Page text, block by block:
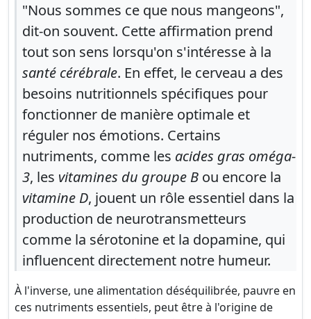
"Nous sommes ce que nous mangeons",
dit-on souvent. Cette affirmation prend
tout son sens lorsqu'on s'intéresse à la
santé cérébrale. En effet, le cerveau a des
besoins nutritionnels spécifiques pour
fonctionner de manière optimale et
réguler nos émotions. Certains
nutriments, comme les acides gras oméga-
3, les vitamines du groupe B ou encore la
vitamine D, jouent un rôle essentiel dans la
production de neurotransmetteurs
comme la sérotonine et la dopamine, qui
influencent directement notre humeur.
À l'inverse, une alimentation déséquilibrée, pauvre en
ces nutriments essentiels, peut être à l'origine de